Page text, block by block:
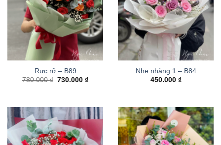
Rực rỡ – B89
780.000₫ Giá
730.000₫Giá
Nhẹ nhàng 1 – B84
450.000 ₫